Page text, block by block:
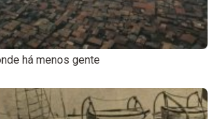
há menos gente